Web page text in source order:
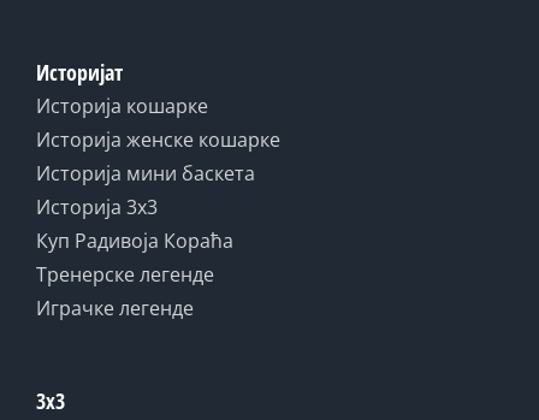
Историјат
Историја кошарке
Историја женске кошарке
Историја мини баскета
Историја 3x3
Куп Радивоја Кораћа
Тренерске легенде
Играчке легенде
3x3